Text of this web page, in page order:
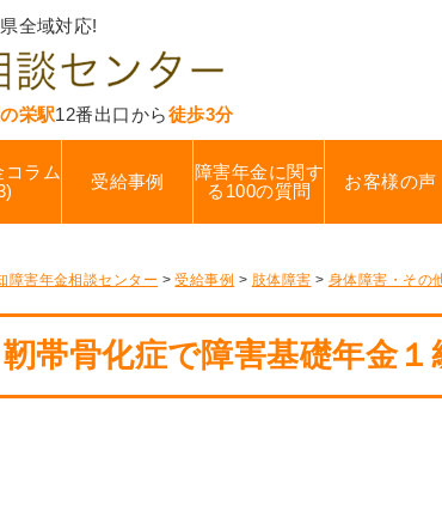
全域対応!
栄駅12番出口から徒歩3分
コラム
受給事例
障害年金に関す
る100の質問
お客様の声
障害年金相談センター >受給事例 > 肢体障害 > 身体障害・その
靭帯骨化症で障害基礎年金